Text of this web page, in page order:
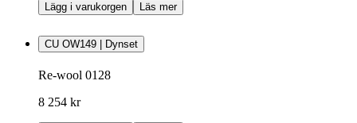
Lägg i varukorgen Läs mer
CU OW149 | Dynset
Re-wool 0128
8 254 kr